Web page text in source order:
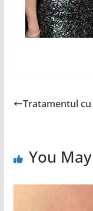
Tratamentul
You